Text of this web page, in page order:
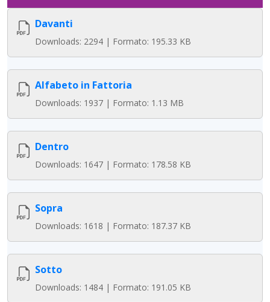
Davanti
Downloads: 2294 | Formato: 195.33 KB
Alfabeto in Fattoria
Downloads: 1937 | Formato: 1.13 MB
Dentro
Downloads: 1647 | Formato: 178.58 KB
Sopra
Downloads: 1618 | Formato: 187.37 KB
Sotto
Downloads: 1484 | Formato: 191.05 KB